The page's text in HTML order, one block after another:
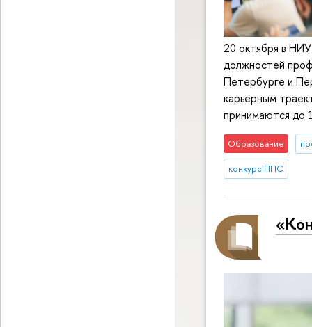
20 октября в
должностей
Петербурге и
карьерным
принимаются до
Образование
конкурс ППС